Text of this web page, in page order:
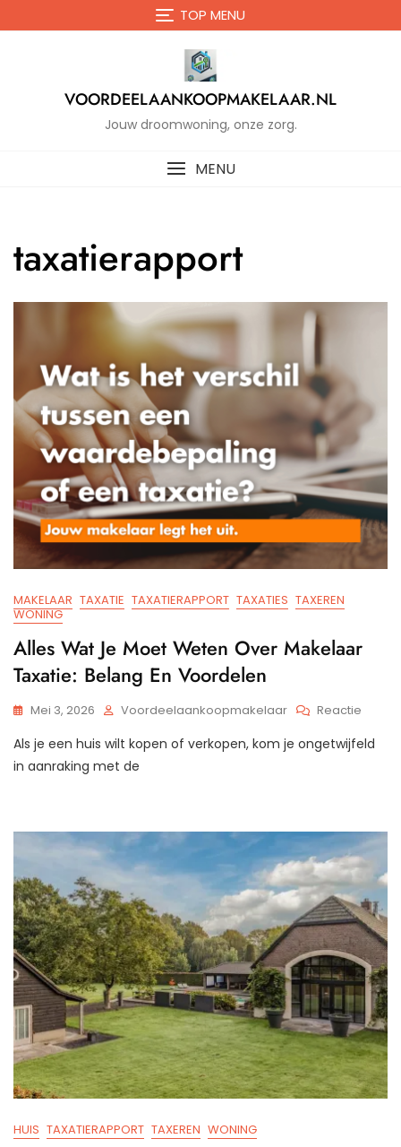
de
TOP MENU
VOORDEELAANKOOPMAKELAAR.NL
Jouw droomwoning, onze zorg.
MENU
taxatierapport
MAKELAAR TAXATIE TAXATIERAPPORT TAXATIES TAXEREN
WONING
Alles Wat Je Moet Weten Over Makelaar
Taxatie: Belang En Voordelen
Mei 3, 2026 Voordeelaankoopmakelaar Reactie
Wat
Belang
Als je een huis wilt kopen of verkopen, kom je ongetwijfeld
in aanraking met de
HUIS TAXATIERAPPORT TAXEREN WONING